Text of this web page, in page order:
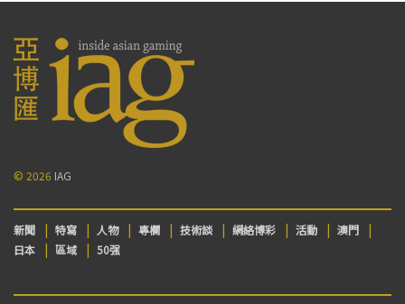
© 2026 IAG
新聞 特寫 人物 專欄 技術談 網絡博彩 活動
澳門
日本
區域 50强